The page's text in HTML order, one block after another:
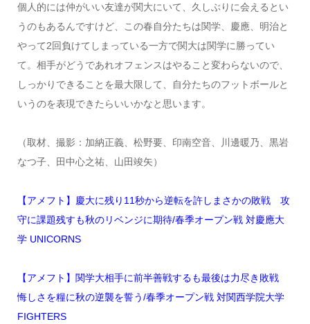
個人的には仲がいい友達が関大にいて、久しぶりに会えるとい
うのもあるんですけど、この春自分たちは関学、慶應、明治と
やって2回負けてしまっている一方で関大は関学に勝ってい
て。相手がどうであれオフェンスはやること変わらないので、
しっかりできることを最大限して、自分たちのフットボールと
いうのを表現できたらいいかなと思います。
（取材、撮影：加納正義、松野要、印南空音、川邊暖乃、黒岩
なつ子、田中心之祐、山田竣矢）
【アメフト】慶大に残り11秒から逆転を許しまさかの敗戦 攻
守に課題残すも秋のリベンジに期待/春季オープン戦 対慶應大
学 UNICORNS
【アメフト】関学大相手に前半善戦するも最後は力尽き敗戦
悔しさを糧に秋の逆襲を誓う/春季オープン戦 対関西学院大学
FIGHTERS